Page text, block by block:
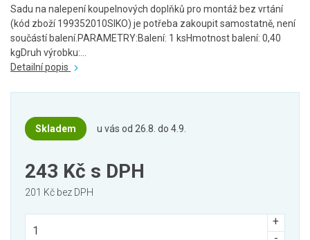
Sadu na nalepení koupelnových doplňků pro montáž bez vrtání
(kód zboží 199352010SIKO) je potřeba zakoupit samostatně, není
součástí balení.PARAMETRY:Balení: 1 ksHmotnost balení: 0,40
kgDruh výrobku:...
Detailní popis
Skladem u vás od 26.8. do 4.9.
243 Kč s DPH
201 Kč bez DPH